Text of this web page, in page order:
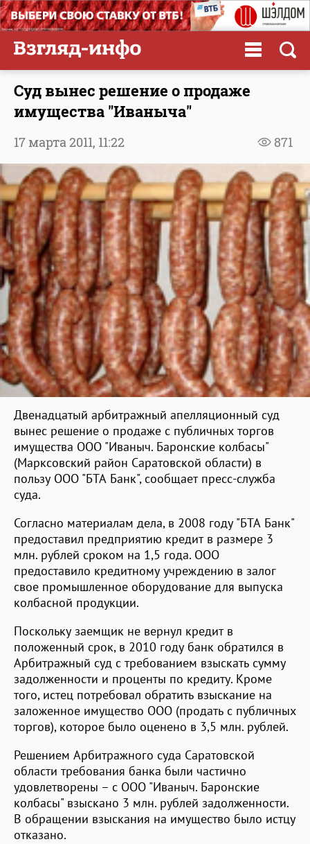
Суд вынес решение о продаже
имущества "Иваныча"
871
17 марта 2011, 11:22
Двенадцатый арбитражный апелляционный суд
вынес решение о продаже с публичных торгов
имущества ООО "Иваныч. Баронские колбасы"
(Марксовский район Саратовской области) в
пользу ООО "БТА Банк", сообщает пресс-служба
суда.
Согласно материалам дела, в 2008 году "БТА Банк"
предоставил предприятию кредит в размере 3
млн. рублей сроком на 1,5 года. ООО
предоставило кредитному учреждению в залог
свое промышленное оборудование для выпуска
колбасной продукции.
Поскольку заемщик не вернул кредит в
положенный срок, в 2010 году банк обратился в
Арбитражный суд с требованием взыскать сумму
задолженности и проценты по кредиту. Кроме
того, истец потребовал обратить взыскание на
заложенное имущество ООО (продать с публичных
торгов), которое было оценено в 3,5 млн. рублей.
Решением Арбитражного суда Саратовской
области требования банка были частично
удовлетворены – с ООО "Иваныч. Баронские
колбасы" взыскано 3 млн. рублей задолженности.
В обращении взыскания на имущество было истцу
отказано.